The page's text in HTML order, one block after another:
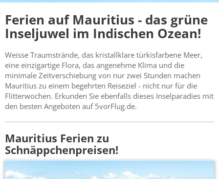
Ferien auf Mauritius - das grüne
Inseljuwel im Indischen Ozean!
Weisse Traumstrände, das kristallklare türkisfarbene Meer,
eine einzigartige Flora, das angenehme Klima und die
minimale Zeitverschiebung von nur zwei Stunden machen
Mauritius zu einem begehrten Reiseziel - nicht nur für die
Flitterwochen. Erkunden Sie ebenfalls dieses Inselparadies mit
den besten Angeboten auf 5vorFlug.de.
Mauritius Ferien zu
Schnäppchenpreisen!